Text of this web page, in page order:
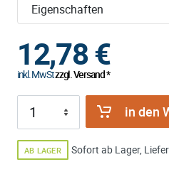
Eigenschaften
12,78€
inkl. MwStzzgl. Versand *
in den
AB LAGER Sofort ab Lager,